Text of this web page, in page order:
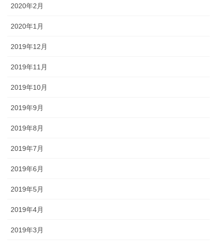
2020年2月
2020年1月
2019年12月
2019年11月
2019年10月
2019年9月
2019年8月
2019年7月
2019年6月
2019年5月
2019年4月
2019年3月